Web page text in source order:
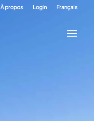
À propos Login Français